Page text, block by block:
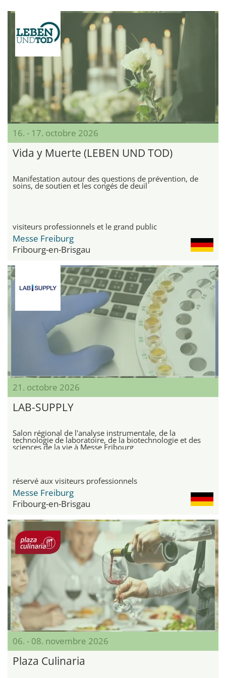
16. - 17. octobre 2026
Vida y Muerte (LEBEN UND TOD)
Manifestation autour des questions de prévention, de
soins, de soutien et les congés de deuil
visiteurs professionnels et le grand public
Messe Freiburg
Fribourg-en-Brisgau
21. octobre 2026
LAB-SUPPLY
Salon régional de l'analyse instrumentale, de la
technologie de laboratoire, de la biotechnologie et des
sciences de la vie à Messe Fribourg
réservé aux visiteurs professionnels
Messe Freiburg
Fribourg-en-Brisgau
06. - 08. novembre 2026
Plaza Culinaria